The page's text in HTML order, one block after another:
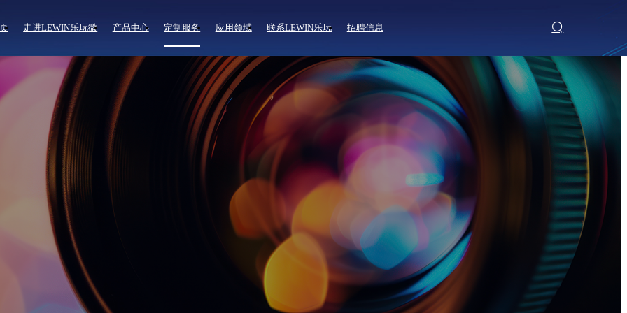
走进LEWIN乐玩微 产品中心 定制服务 应用领域 联系LEWIN乐玩 招聘信息